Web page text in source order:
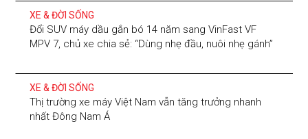
XE & ĐỜI SỐNG
Đổi SUV máy dầu gắn bó 14 năm sang VinFast VF
MPV 7, chủ xe chia sẻ: “Dùng nhẹ đầu, nuôi nhẹ gánh”
XE & ĐỜI SỐNG
Thị trường xe máy Việt Nam vẫn tăng trưởng nhanh
nhất Đông Nam Á